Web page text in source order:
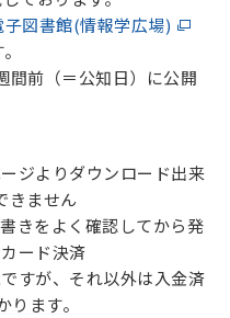
子図書館(情報学広場)
前（＝公知日）に公開
よりダウンロード出来
きません
をよく確認してから発
ード決済
が、それ以外は入金済
ます。